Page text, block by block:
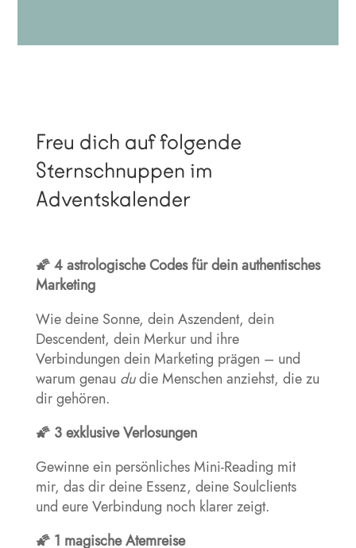
Freu dich auf folgende
Sternschnuppen im
Adventskalender
🌠 4 astrologische Codes für dein authentisches
Marketing
Wie deine Sonne, dein Aszendent, dein
Descendent, dein Merkur und ihre
Verbindungen dein Marketing prägen – und
warum genau dudie Menschen anziehst, die zu
dir gehören.
🌠 3 exklusive Verlosungen
Gewinne ein persönliches Mini-Reading mit
mir, das dir deine Essenz, deine Soulclients
und eure Verbindung noch klarer zeigt.
🌠 1 magische Atemreise